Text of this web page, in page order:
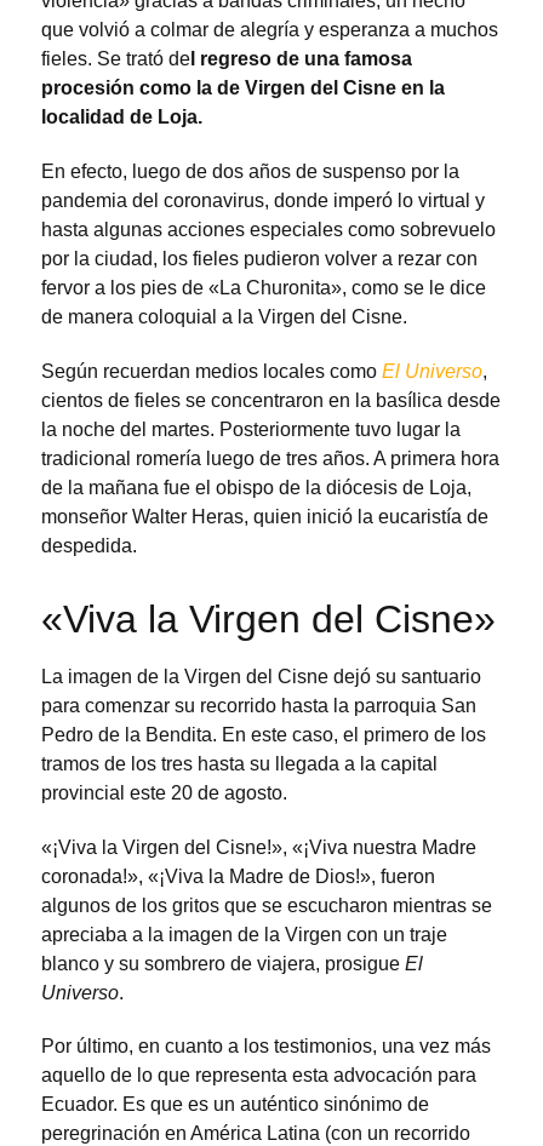
que volvió a colmar de alegría y esperanza a muchos
fieles. Se trató de l regreso de una famosa
procesión como la de Virgen del Cisne en la
localidad de Loja.
En efecto, luego de dos años de suspenso por la
pandemia del coronavirus, donde imperó lo virtual y
hasta algunas acciones especiales como sobrevuelo
por la ciudad, los fieles pudieron volver a rezar con
fervor a los pies de «La Churonita», como se le dice
de manera coloquial a la Virgen del Cisne.
Según recuerdan medios locales como El Universo,
cientos de fieles se concentraron en la basílica desde
la noche del martes. Posteriormente tuvo lugar la
tradicional romería luego de tres años. A primera hora
de la mañana fue el obispo de la diócesis de Loja,
monseñor Walter Heras, quien inició la eucaristía de
despedida.
«Viva la Virgen del Cisne»
La imagen de la Virgen del Cisne dejó su santuario
para comenzar su recorrido hasta la parroquia San
Pedro de la Bendita. En este caso, el primero de los
tramos de los tres hasta su llegada a la capital
provincial este 20 de agosto.
«¡Viva la Virgen del Cisne!», «¡Viva nuestra Madre
coronada!», «¡Viva la Madre de Dios!», fueron
algunos de los gritos que se escucharon mientras se
apreciaba a la imagen de la Virgen con un traje
blanco y su sombrero de viajera, prosigue El
Universo.
Por último, en cuanto a los testimonios, una vez más
aquello de lo que representa esta advocación para
Ecuador. Es que es un auténtico sinónimo de
peregrinación en América Latina (con un recorrido